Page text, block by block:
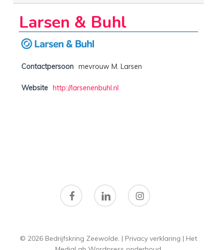
Larsen & Buhl
Contactpersoon mevrouw M. Larsen
Website http://larsenenbuhl.nl
facebook linkedin instagram
© 2026 Bedrijfskring Zeewolde. | Privacy verklaring | Het